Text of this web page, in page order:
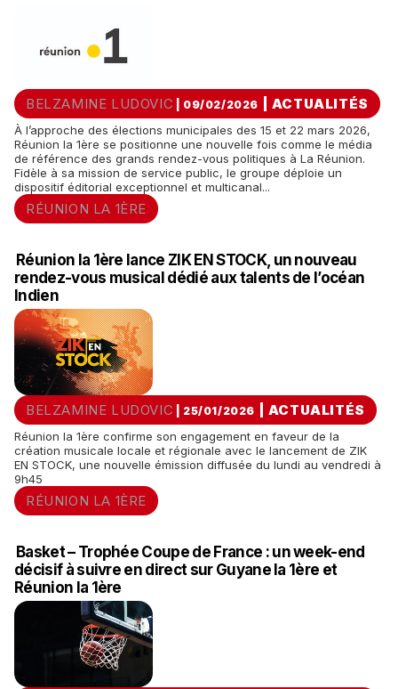
BELZAMINE LUDOVIC | 09/02/2026 ACTUALITÉS
À l’approche des élections municipales des 15 et 22 mars 2026,
Réunion la 1ère se positionne une nouvelle fois comme le média
de référence des grands rendez-vous politiques à La Réunion.
Fidèle à sa mission de service public, le groupe déploie un
dispositif éditorial exceptionnel et multicanal...
RÉUNION LA 1ÈRE
Réunion la 1ère lance ZIK EN STOCK, un nouveau
rendez-vous musical dédié aux talents de l’océan
Indien
BELZAMINE LUDOVIC | 25/01/2026 ACTUALITÉS
Réunion la 1ère confirme son engagement en faveur de la
création musicale locale et régionale avec le lancement de ZIK
EN STOCK, une nouvelle émission diffusée du lundi au vendredi à
9h45
RÉUNION LA 1ÈRE
Basket – Trophée Coupe de France : un week-end
décisif à suivre en direct sur Guyane la 1ère et
Réunion la 1ère